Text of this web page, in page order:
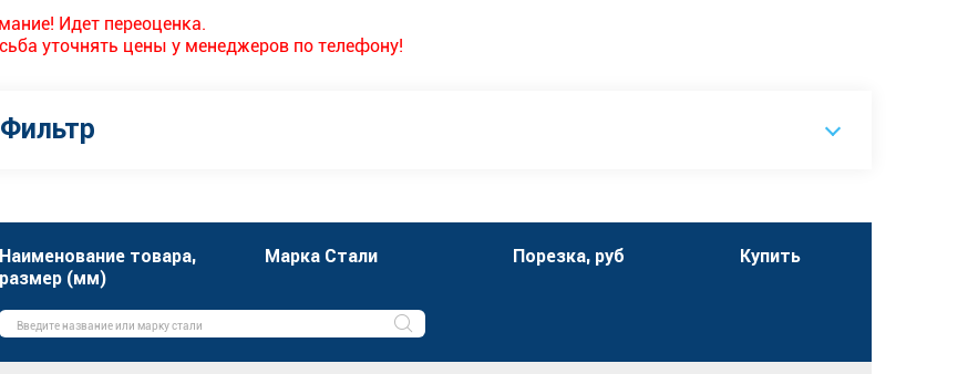
Идет переоценка.
уточнять цены у менеджеров по телефону!
Фильтр
Наименование товара,
размер (мм)
Марка Стали Порезка, руб Купить